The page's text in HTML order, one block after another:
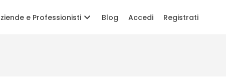
e Professionisti Blog Accedi Registrati